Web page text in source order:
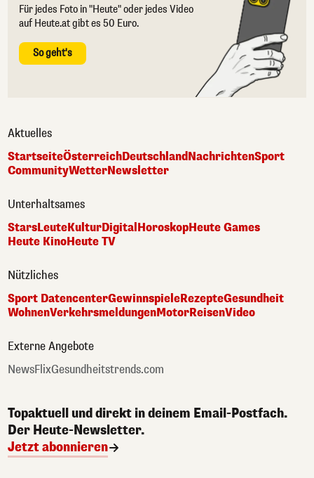
Für jedes Foto in "Heute" oder jedes Video
auf Heute.at gibt es 50 Euro.
So geht's
Aktuelles
StartseiteÖsterreichDeutschlandNachrichtenSport
CommunityWetterNewsletter
Unterhaltsames
StarsLeuteKulturDigitalHoroskopHeute Games
Heute KinoHeute TV
Nützliches
Sport DatencenterGewinnspieleRezepteGesundheit
WohnenVerkehrsmeldungenMotorReisenVideo
Externe Angebote
NewsFlixGesundheitstrends.com
Topaktuell und direkt in deinem Email-Postfach.
Der Heute-Newsletter.
Jetzt abonnieren